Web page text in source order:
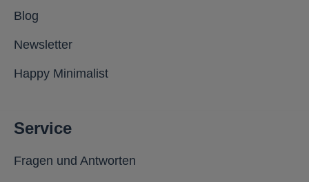
Blog
Newsletter
Happy Minimalist
Service
Fragen und Antworten